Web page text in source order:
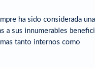
ha sido considerada una
a sus innumerables
tanto internos como